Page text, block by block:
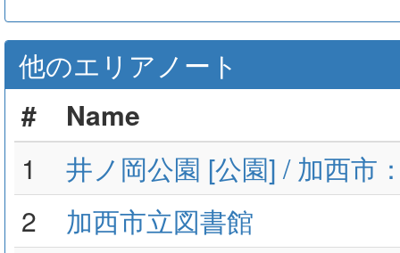
他のエリアノート
#
Name
1
井ノ岡公園 [公園] / 加西市
2
加西市立図書館